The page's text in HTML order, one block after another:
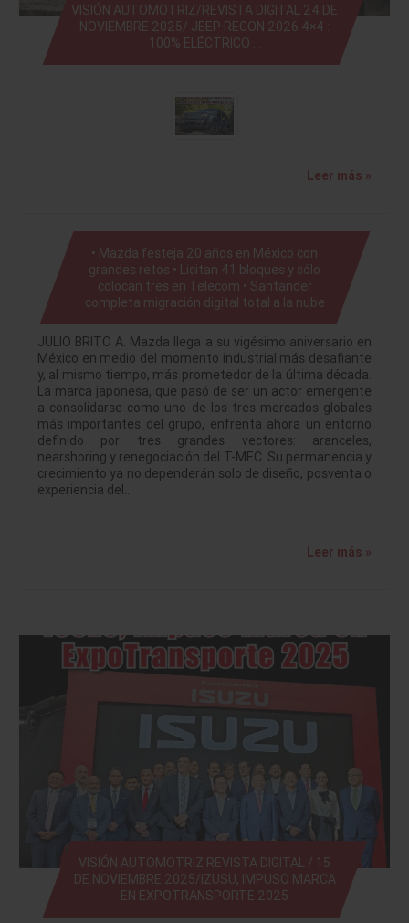
VISIÓN AUTOMOTRIZ/REVISTA DIGITAL 24 DE
NOVIEMBRE 2025/ JEEP RECON 2026 4×4 :
100% ELÉCTRICO …
Leer más »
• Mazda festeja 20 años en México con
grandes retos • Licitan 41 bloques y sólo
colocan tres en Telecom • Santander
completa migración digital total a la nube
JULIO BRITO A. Mazda llega a su vigésimo aniversario en
México en medio del momento industrial más desafiante
y, al mismo tiempo, más prometedor de la última década.
La marca japonesa, que pasó de ser un actor emergente
a consolidarse como uno de los tres mercados globales
más importantes del grupo, enfrenta ahora un entorno
definido por tres grandes vectores: aranceles,
nearshoring y renegociación del T-MEC. Su permanencia y
crecimiento ya no dependerán solo de diseño, posventa o
experiencia del…
Leer más »
VISIÓN AUTOMOTRIZ REVISTA DIGITAL / 15
DE NOVIEMBRE 2025/IZUSU, IMPUSO MARCA
EN EXPOTRANSPORTE 2025